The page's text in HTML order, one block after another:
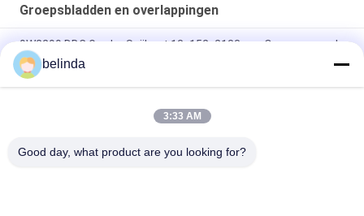
Groepsbladden en overlappingen
9W2299 DBC Grader Snijkant 13×152×2133mm Op zwaar werk
berekend slijtagedeel 28KG
1093116 DBF Bulldozer Snijkant 45×330×1216mm Zwaar
belinda
3:33 AM
Good day, what product are you looking for?